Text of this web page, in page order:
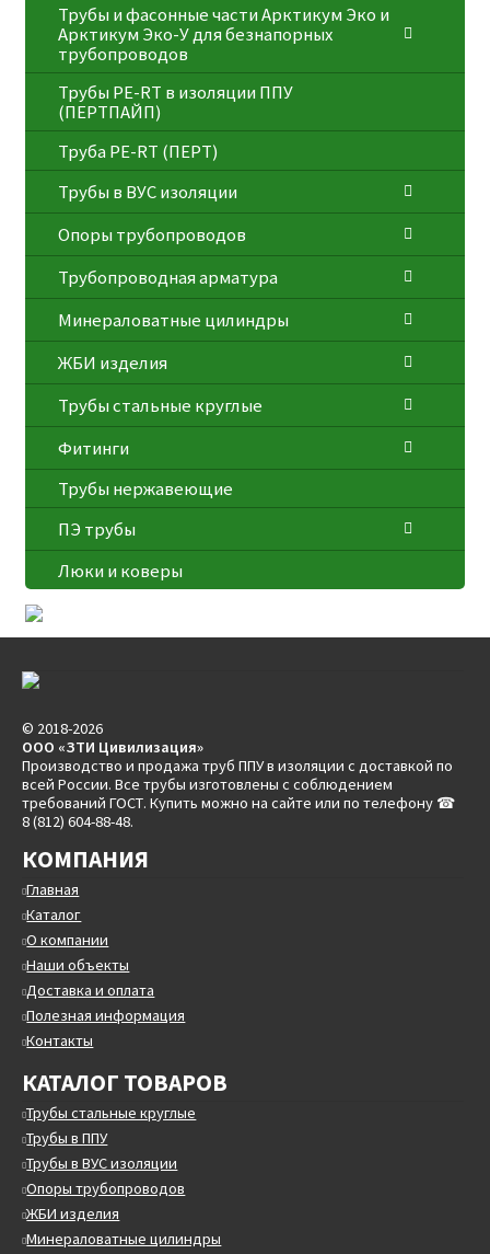
Трубы и фасонные части Арктикум Эко и
Арктикум Эко-У для безнапорных
трубопроводов
Трубы PE-RT в изоляции ППУ
(ПЕРТПАЙП)
⁠Трубa PE-RT (ПЕРТ)
Трубы в ВУС изоляции
Опоры трубопроводов
Трубопроводная арматура
Минераловатные цилиндры
ЖБИ изделия
Трубы стальные круглые
Фитинги
Трубы нержавеющие
ПЭ трубы
Люки и коверы
© 2018-2026
ООО «ЗТИ Цивилизация»
Производство и продажа труб ППУ в изоляции с доставкой по
всей России. Все трубы изготовлены с соблюдением
требований ГОСТ. Купить можно на сайте или по телефону ☎
8 (812) 604-88-48.
КОМПАНИЯ
Главная
Каталог
О компании
Наши объекты
Доставка и оплата
Полезная информация
Контакты
КАТАЛОГ ТОВАРОВ
Трубы стальные круглые
Трубы в ППУ
Трубы в ВУС изоляции
Опоры трубопроводов
ЖБИ изделия
Минераловатные цилиндры